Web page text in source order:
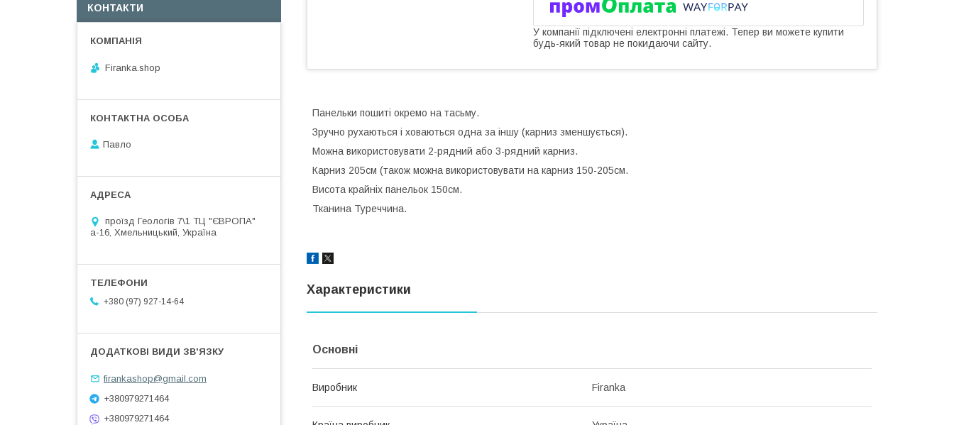
У компанії підключені електронні платежі. Тепер ви можете купити
будь-який товар не покидаючи сайту.
Панельки пошиті окремо на тасьму.
Зручно рухаються і ховаються одна за іншу (карниз зменшується).
Можна використовувати 2-рядний або 3-рядний карниз.
Карниз 205см (також можна використовувати на карниз 150-205см.
Висота крайніх панельок 150см.
Тканина Туреччина.
Характеристики
Основні
Виробник Firanka
КОНТАКТИ
Firanka.shop
Павло
проїзд Геологів 7\1 ТЦ "ЄВРОПА"
а-16, Хмельницький, Україна
+380 (97) 927-14-64
firankashop@gmail.com
+380979271464
+380979271464